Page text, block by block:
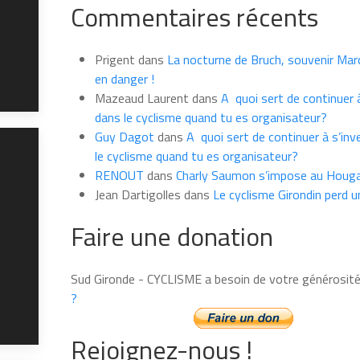
les
news
mois
Commentaires récents
Prigent dans La nocturne de Bruch, souvenir
en danger !
Mazeaud Laurent dans A quoi sert de continuer
dans le cyclisme quand tu es organisateur?
Guy Dagot dans A quoi sert de continuer à
le cyclisme quand tu es organisateur?
RENOUT dans Charly Saumon s’impose au
Jean Dartigolles dans Le cyclisme Girondin perd
Faire une donation
Sud Gironde - CYCLISME a besoin de votre
?
Rejoignez-nous !